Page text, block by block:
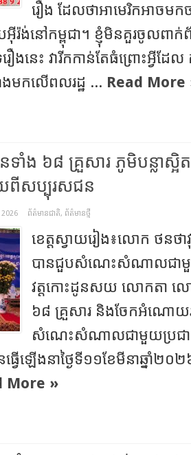
រឿង ដែលថាអាមេរិកអាចមក
រ៉ង់នៅកម្ពុជា។ ខ្ញុំមិនគួរចូលពាក់ព័
ឿងនេះ វារីកកាន់តែធំព្រោះអ្វីដែ
ងមកលើពលរដ្ឋ ... Read More
ាំង ៦៨ គ្រួសារ ភូមិបន្លាស្អិ
សប្បុរសជន
2026 ព័ត៌មានជាតិ, ព័ត៌មានថ្មី
ខេត្តស្វាយរៀង៖លោក ថនថា
បានជួបសំណេះសំណាលជាមួ
វត្តកោះដូនសយ លោកតា
៦៨ គ្រួសារ និងចែកអំណោ
សំណេះសំណាលជាមួយប្រជ
ើឡើងនាថ្ងៃទី១១ខែមីនាឆ្នាំ២០
More »